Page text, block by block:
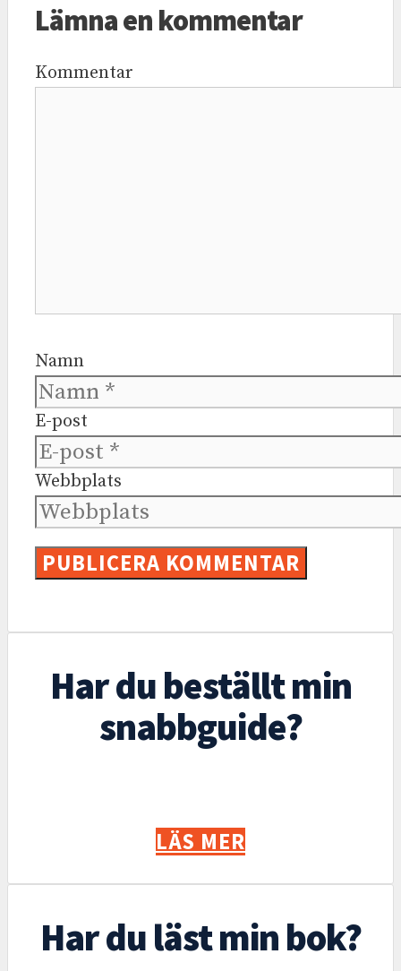
Lämna en kommentar
Kommentar
Namn
E-post
Webbplats
Har du beställt min
snabbguide?
LÄS MER
Har du läst min bok?